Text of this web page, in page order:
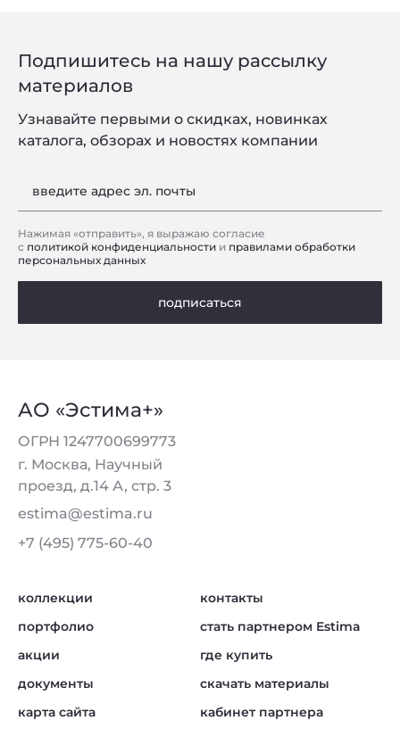
Подпишитесь на нашу рассылку
материалов
Узнавайте первыми о скидках, новинках
каталога, обзорах и новостях компании
введите адрес эл. почты
Нажимая «отправить», я выражаю согласие
с политикой конфиденциальности и правилами обработки
персональных данных
подписаться
АО «Эстима+»
ОГРН 1247700699773
г. Москва, Научный
проезд, д.14 А, стр. 3
estima@estima.ru
+7 (495) 775-60-40
коллекции
портфолио
акции
документы
карта сайта
контакты
стать партнером Estima
где купить
скачать материалы
кабинет партнера